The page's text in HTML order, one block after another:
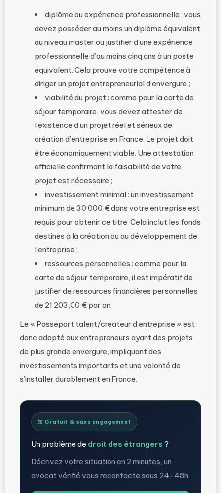
diplôme ou expérience professionnelle : vous
devez posséder au moins un diplôme équivalent
au niveau master ou justifier d’une expérience
professionnelle d’au moins cinq ans à un poste
équivalent. Cela prouve votre compétence à
diriger un projet entrepreneurial d’envergure ;
viabilité du projet : comme pour la carte de
séjour temporaire, vous devez attester de
l’existence d’un projet réel et sérieux de
création d’entreprise en France. Le projet doit
être économiquement viable. Une attestation
officielle confirmant la faisabilité de votre
projet est nécessaire ;
investissement minimal : un investissement
minimum de 30 000 € dans votre entreprise est
requis pour obtenir ce titre. Cela inclut les fonds
destinés à la création ou au développement de
l’entreprise ;
ressources personnelles : comme pour la
carte de séjour temporaire, il est impératif de
justifier de ressources financières personnelles
de 21 203,00 € par an.
Le « Passeport talent/créateur d’entreprise » est
donc adapté aux entrepreneurs ayant des projets
de plus grande envergure, impliquant des
investissements importants et une volonté de
s’installer durablement en France.
⚖️ Gratuit & sans engagement
Un problème de droit des étrangers ?
Décrivez votre situation en 2 minutes, un
avocat vérifié vous recontacte sous 24-48h.